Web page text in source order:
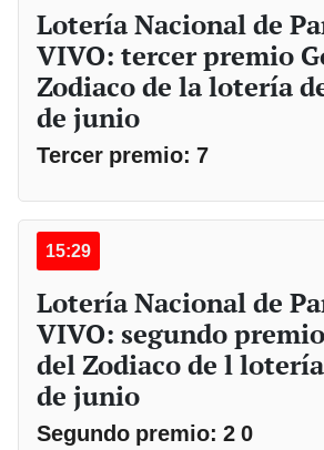
Lotería Nacional de
VIVO: tercer premio
Zodiaco de la lotería
de junio
Tercer premio: 7
15:29
Lotería Nacional de
VIVO: segundo
del Zodiaco de l
de junio
Segundo premio: 2 0